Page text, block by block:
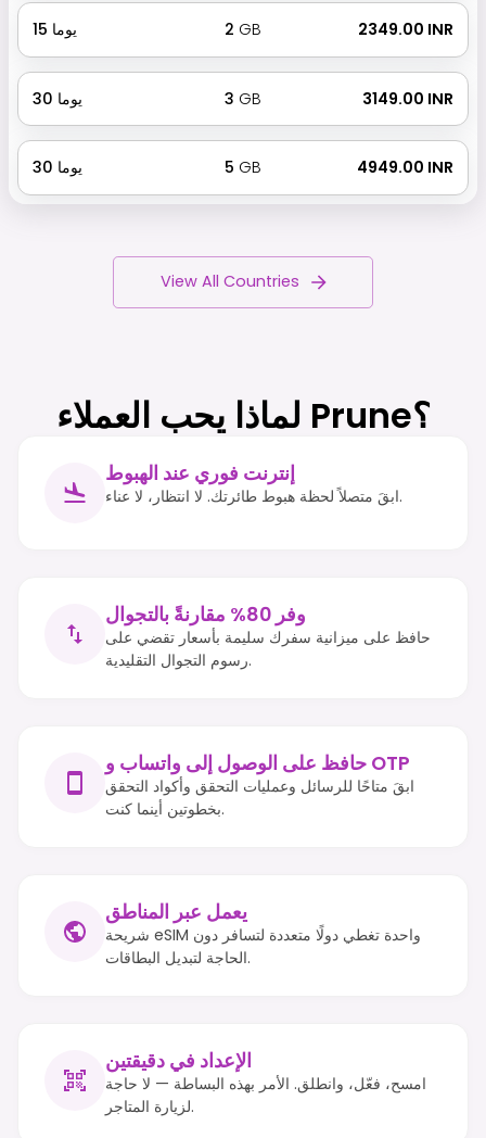
15 يوما 2 GB ₹ 2349.00 INR
30 يوما 3 GB ₹ 3149.00 INR
30 يوما 5 GB ₹ 4949.00 INR
View All Countries
لماذا يحب العملاء Prune؟
إنترنت فوري عند الهبوط
ابقَ متصلاً لحظة هبوط طائرتك. لا انتظار، لا عناء.
وفر 80% مقارنةً بالتجوال
حافظ على ميزانية سفرك سليمة بأسعار تقضي على
رسوم التجوال التقليدية.
حافظ على الوصول إلى واتساب و OTP
ابقَ متاحًا للرسائل وعمليات التحقق وأكواد التحقق
بخطوتين أينما كنت.
يعمل عبر المناطق
شريحة eSIM واحدة تغطي دولًا متعددة لتسافر دون
الحاجة لتبديل البطاقات.
الإعداد في دقيقتين
امسح، فعّل، وانطلق. الأمر بهذه البساطة — لا حاجة
لزيارة المتاجر.